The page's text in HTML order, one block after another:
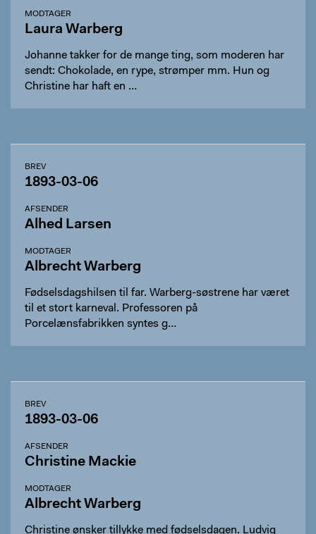
MODTAGER
Laura Warberg
Johanne takker for de mange ting, som moderen har
sendt: Chokolade, en rype, strømper mm. Hun og
Christine har haft en …
BREV
1893-03-06
AFSENDER
Alhed Larsen
MODTAGER
Albrecht Warberg
Fødselsdagshilsen til far. Warberg-søstrene har været
til et stort karneval. Professoren på
Porcelænsfabrikken syntes g…
BREV
1893-03-06
AFSENDER
Christine Mackie
MODTAGER
Albrecht Warberg
Christine ønsker tillykke med fødselsdagen. Ludvig